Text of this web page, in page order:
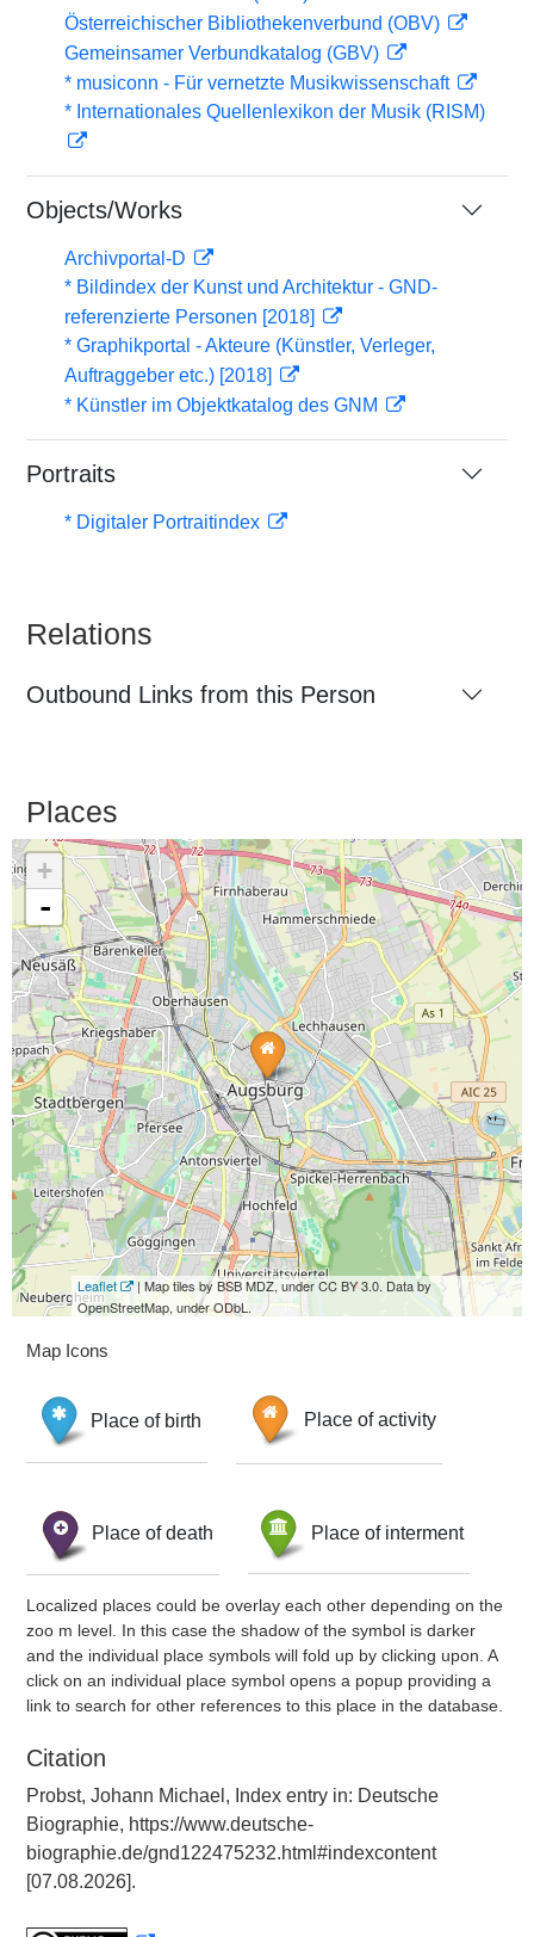
Österreichischer Bibliothekenverbund (OBV)
Gemeinsamer Verbundkatalog (GBV)
* musiconn - Für vernetzte Musikwissenschaft
* Internationales Quellenlexikon der Musik (RISM)
Objects/Works
Archivportal-D
* Bildindex der Kunst und Architektur - GND-
referenzierte Personen [2018]
* Graphikportal - Akteure (Künstler, Verleger,
Auftraggeber etc.) [2018]
* Künstler im Objektkatalog des GNM
Portraits
* Digitaler Portraitindex
Relations
Outbound Links from this Person
Places
+
-
Leaflet
| Map tiles by BSB MDZ, under CC BY 3.0. Data by
OpenStreetMap, under ODbL.
Map Icons
Place of birth Place of activity
Place of death Place of interment
Localized places could be overlay each other depending on the
zoo m level. In this case the shadow of the symbol is darker
and the individual place symbols will fold up by clicking upon. A
click on an individual place symbol opens a popup providing a
link to search for other references to this place in the database.
Citation
Probst, Johann Michael, Index entry in: Deutsche
Biographie, https://www.deutsche-
biographie.de/gnd122475232.html#indexcontent
[07.08.2026].